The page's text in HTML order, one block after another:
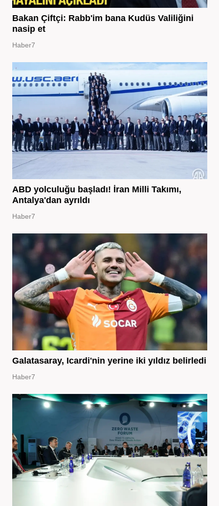
Bakan Çiftçi: Rabb'im bana Kudüs Valiliğini
nasip et
Haber7
ABD yolculuğu başladı! İran Milli Takımı,
Antalya'dan ayrıldı
Haber7
Galatasaray, Icardi'nin yerine iki yıldız belirledi
Haber7